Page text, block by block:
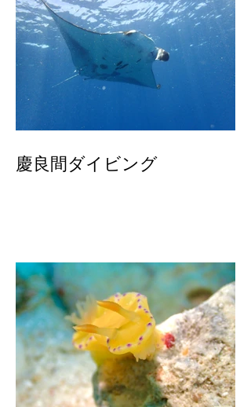
慶良間ダイビング